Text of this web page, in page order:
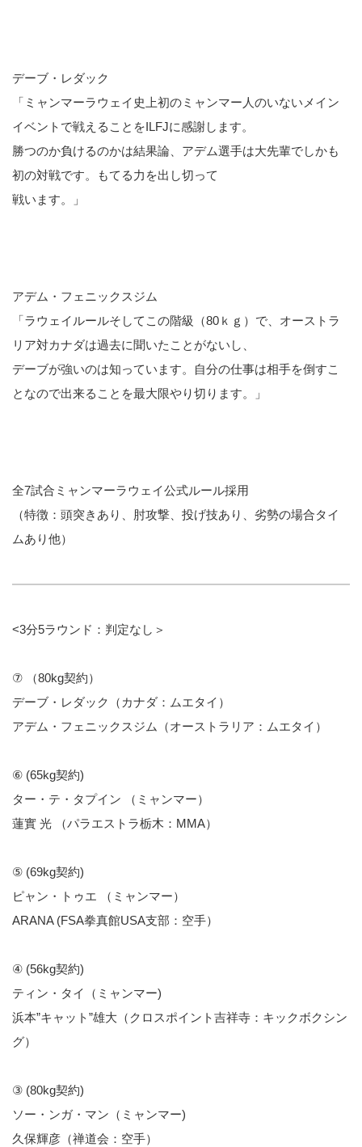
デーブ・レダック
「ミャンマーラウェイ史上初のミャンマー人のいないメイン
イベントで戦えることをILFJに感謝します。
勝つのか負けるのかは結果論、アデム選手は大先輩でしかも
初の対戦です。もてる力を出し切って
戦います。」
アデム・フェニックスジム
「ラウェイルールそしてこの階級（80ｋｇ）で、オーストラ
リア対カナダは過去に聞いたことがないし、
デーブが強いのは知っています。自分の仕事は相手を倒すこ
となので出来ることを最大限やり切ります。」
全7試合ミャンマーラウェイ公式ルール採用
（特徴：頭突きあり、肘攻撃、投げ技あり、劣勢の場合タイ
ムあり他）
<3分5ラウンド：判定なし＞
⑦ （80kg契約）
デーブ・レダック（カナダ：ムエタイ）
アデム・フェニックスジム（オーストラリア：ムエタイ）
⑥ (65kg契約)
ター・テ・タプイン （ミャンマー）
蓮實 光 （パラエストラ栃木：MMA）
⑤ (69kg契約)
ピャン・トゥエ （ミャンマー）
ARANA (FSA拳真館USA支部：空手）
④ (56kg契約)
ティン・タイ（ミャンマー)
浜本”キャット”雄大（クロスポイント吉祥寺：キックボクシン
グ）
③ (80kg契約)
ソー・ンガ・マン（ミャンマー)
久保輝彦（禅道会：空手）